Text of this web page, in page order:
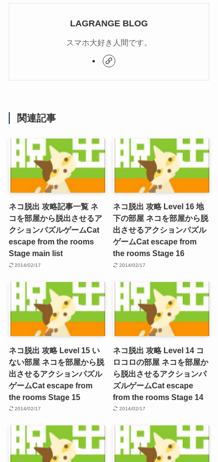
LAGRANGE BLOG
スマホ大好き人間です。
関連記事
ネコ脱出 攻略記事一覧 ネ
コを部屋から脱出させるア
クションパズルゲームCat
escape from the rooms
Stage main list
2014/02/17
ネコ脱出 攻略 Level 16 地
下の部屋 ネコを部屋から脱
出させるアクションパズル
ゲームCat escape from
the rooms Stage 16
2014/02/17
ネコ脱出 攻略 Level 15 い
ない部屋 ネコを部屋から脱
出させるアクションパズル
ゲームCat escape from
the rooms Stage 15
2014/02/17
ネコ脱出 攻略 Level 14 コ
ロコロの部屋 ネコを部屋か
ら脱出させるアクションパ
ズルゲームCat escape
from the rooms Stage 14
2014/02/17